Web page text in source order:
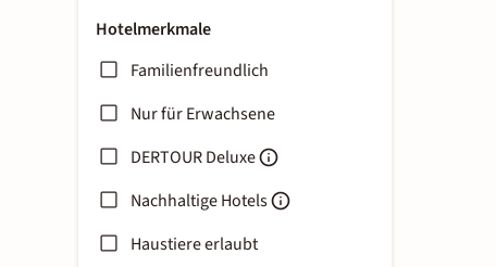
Hotelmerkmale
Familienfreundlich
Nur für Erwachsene
DERTOUR Deluxe
Nachhaltige Hotels
Haustiere erlaubt